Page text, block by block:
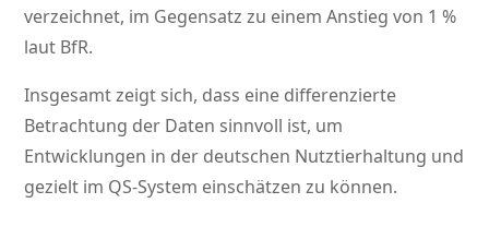
verzeichnet, im Gegensatz zu einem Anstieg von 1 %
laut BfR.
Insgesamt zeigt sich, dass eine differenzierte
Betrachtung der Daten sinnvoll ist, um
Entwicklungen in der deutschen Nutztierhaltung und
gezielt im QS-System einschätzen zu können.